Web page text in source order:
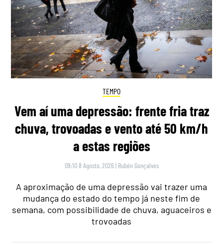
TEMPO
Vem aí uma depressão: frente fria traz
chuva, trovoadas e vento até 50 km/h
a estas regiões
09:10 8 Agosto, 2026 | Rubén Gonçalves
A aproximação de uma depressão vai trazer uma
mudança do estado do tempo já neste fim de
semana, com possibilidade de chuva, aguaceiros e
trovoadas